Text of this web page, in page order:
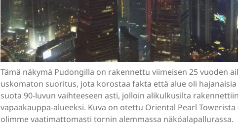
Tämä näkymä Pudongilla on rakennettu viimeisen 25 vuoden
uskomaton suoritus, jota korostaa fakta että alue oli
suota 90-luvun vaihteeseen asti, jolloin alikulkusilta
vapaakauppa-alueeksi. Kuva on otettu Oriental Pearl Towerista
olimme vaatimattomasti tornin alemmassa näköalapallurassa.